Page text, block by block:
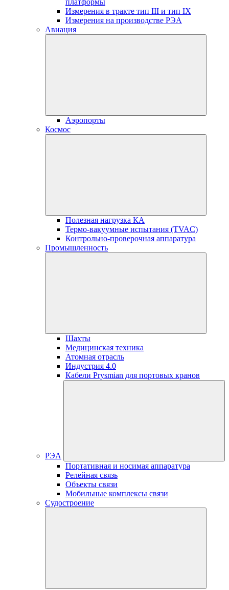
платформы
Измерения в тракте тип III и тип IX
Измерения на производстве РЭА
Авиация
Аэропорты
Космос
Полезная нагрузка КА
Термо-вакуумные испытания (TVAC)
Контрольно-проверочная аппаратура
Промышленность
Шахты
Медицинская техника
Атомная отрасль
Индустрия 4.0
Кабели Prysmian для портовых кранов
РЭА
Портативная и носимая аппаратура
Релейная связь
Объекты связи
Мобильные комплексы связи
Судостроение